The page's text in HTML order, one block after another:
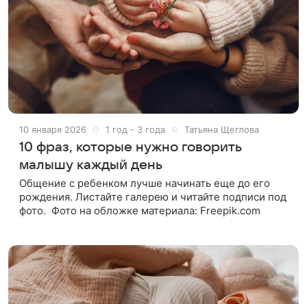
10 января 2026 1 год - 3 года Татьяна Щеглова
10 фраз, которые нужно говорить
малышу каждый день
Общение с ребенком лучше начинать еще до его
рождения. Листайте галерею и читайте подписи под
фото. Фото на обложке материала: Freepik.com